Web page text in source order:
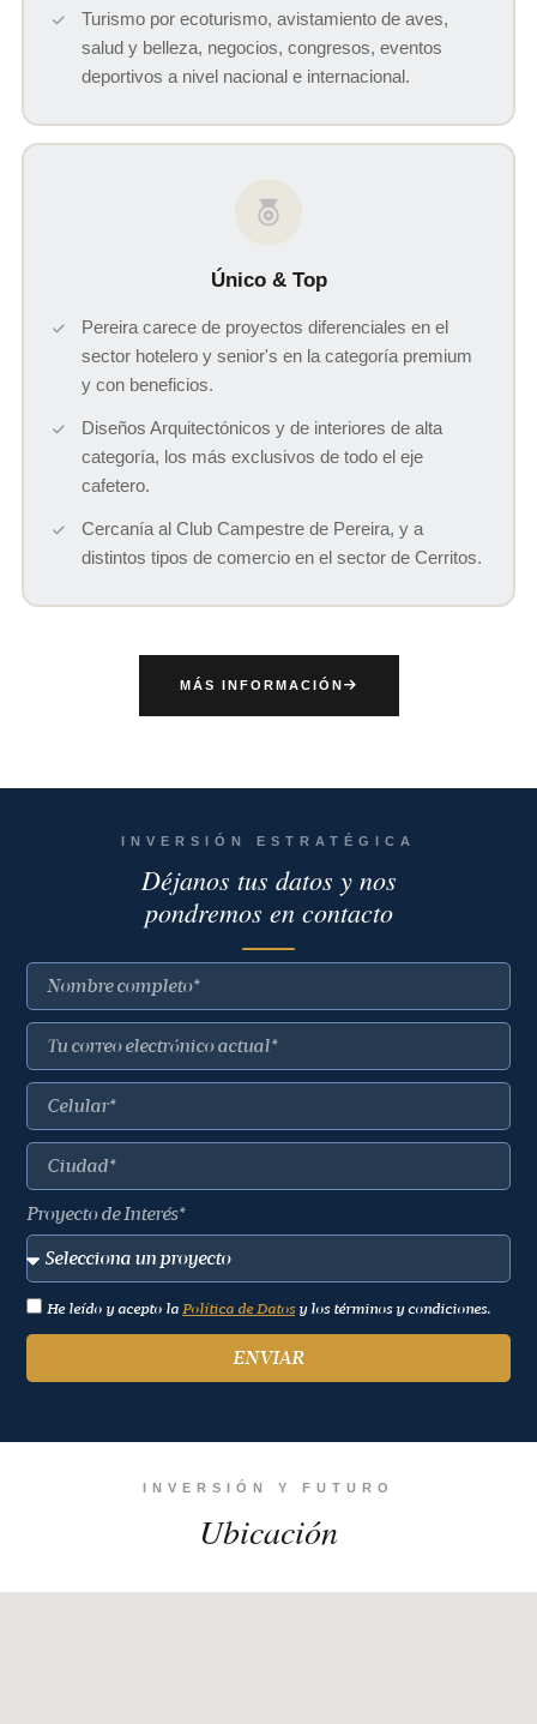
Turismo por ecoturismo, avistamiento de aves,
salud y belleza, negocios, congresos, eventos
deportivos a nivel nacional e internacional.
Único & Top
Pereira carece de proyectos diferenciales en el
sector hotelero y senior's en la categoría premium
y con beneficios.
Diseños Arquitectónicos y de interiores de alta
categoría, los más exclusivos de todo el eje
cafetero.
Cercanía al Club Campestre de Pereira, y a
distintos tipos de comercio en el sector de Cerritos.
MÁS INFORMACIÓN
INVERSIÓN ESTRATÉGICA
Déjanos tus datos y nos
pondremos en contacto
Proyecto de Interés*
He leído y acepto la Política de Datos y los términos y condiciones.
ENVIAR
INVERSIÓN Y FUTURO
Ubicación